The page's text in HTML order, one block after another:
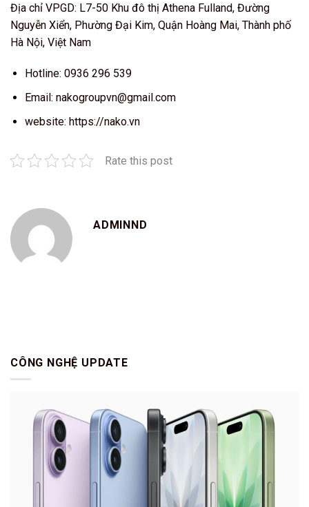
Địa chỉ VPGD: L7-50 Khu đô thị Athena Fulland, Đường
Nguyễn Xiển, Phường Đại Kim, Quận Hoàng Mai, Thành phố
Hà Nội, Việt Nam
Hotline: 0936 296 539
Email: nakogroupvn@gmail.com
website: https://nako.vn
Rate this post
ADMINND
CÔNG NGHỆ UPDATE